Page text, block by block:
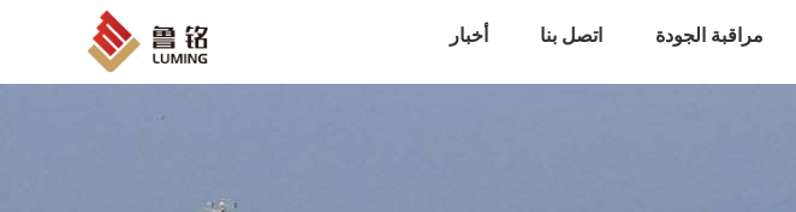
مراقبة الجودة اتصل بنا أخبار